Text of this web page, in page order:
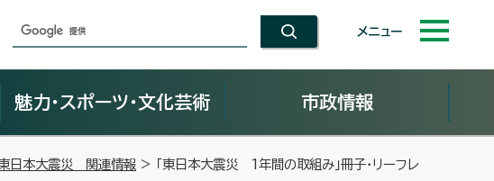
メニュー
魅力・スポーツ・文化芸術 市政情報
日本大震災 関連情報 > 「東日本大震災 1年間の取組み」冊子・リーフレ